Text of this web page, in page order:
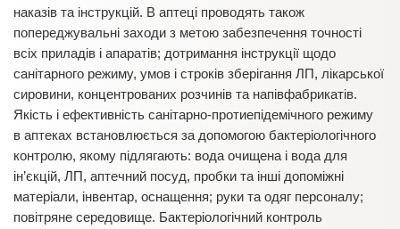
наказів та інструкцій. В аптеці проводять також
попереджувальні заходи з метою забезпечення точності
всіх приладів і апаратів; дотримання інструкції щодо
санітарного режиму, умов і строків зберігання ЛП, лікарської
сировини, концентрованих розчинів та напівфабрикатів.
Якість і ефективність санітарно-протиепідемічного режиму
в аптеках встановлюється за допомогою бактеріологічного
контролю, якому підлягають: вода очищена і вода для
ін’єкцій, ЛП, аптечний посуд, пробки та інші допоміжні
матеріали, інвентар, оснащення; руки та одяг персоналу;
повітряне середовище. Бактеріологічний контроль